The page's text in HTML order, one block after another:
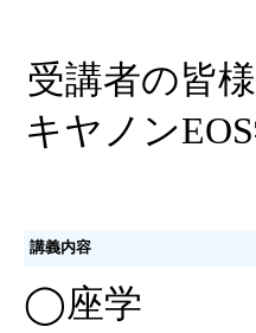
受講者の皆
キヤノン
講義内容
◯座学